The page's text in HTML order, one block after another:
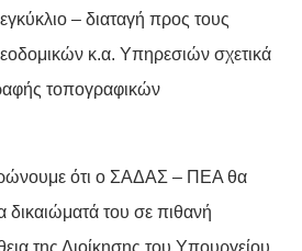
– διαταγή προς τους
κ.α. Υπηρεσιών σχετικά
τοπογραφικών
ότι ο ΣΑΔΑΣ – ΠΕΑ θα
δικαιώματά του σε πιθανή
της Διοίκησης του Υπουργείου